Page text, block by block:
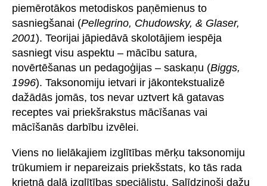
piemērotākos metodiskos paņēmienus to
sasniegšanai (Pellegrino, Chudowsky, & Glaser,
2001). Teorijai jāpiedāvā skolotājiem iespēja
sasniegt visu aspektu – mācību satura,
novērtēšanas un pedagoģijas – saskaņu (Biggs,
1996). Taksonomiju ietvari ir jākontekstualizē
dažādās jomās, tos nevar uztvert kā gatavas
receptes vai priekšrakstus mācīšanas vai
mācīšanās darbību izvēlei.
Viens no lielākajiem izglītības mērķu taksonomiju
trūkumiem ir nepareizais priekšstats, ko tās rada
krietnā daļā izglītības speciālistu. Salīdzinoši dažu